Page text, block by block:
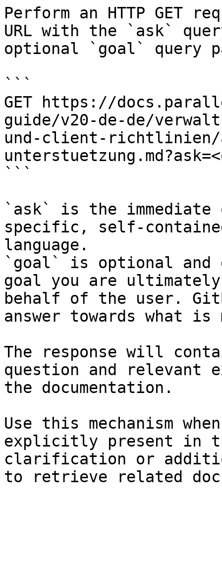
Perform an HTTP GET
URL with the `ask`
optional `goal` query
```
GET https://
guide/v20-de-de/
und-client-richtlinien/
```
`ask` is the
specific, self-
language.
`goal` is optional and
goal you are
behalf of the user.
answer towards what
The response will
question and relevant
the documentation.
Use this mechanism
explicitly present in
clarification or